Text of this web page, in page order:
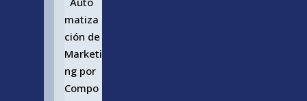
matiza
ción de
Marketi
ng por
Compo